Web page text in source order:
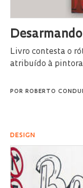
Livro contesta o
atribuído à
POR ROBERTO
DESIGN